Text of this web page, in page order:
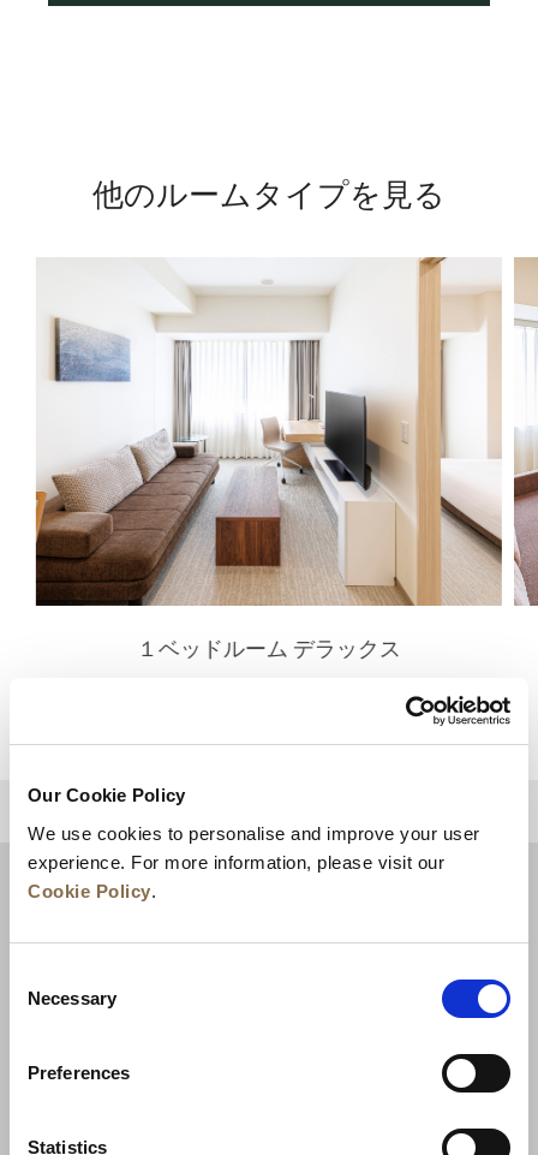
Our Cookie Policy
We use cookies to personalise and improve your user
experience. For more information, please visit our
Cookie Policy.
Selection
Necessary
Preferences
Statistics
他のルームタイプを見る
１ベッドルーム デラックス